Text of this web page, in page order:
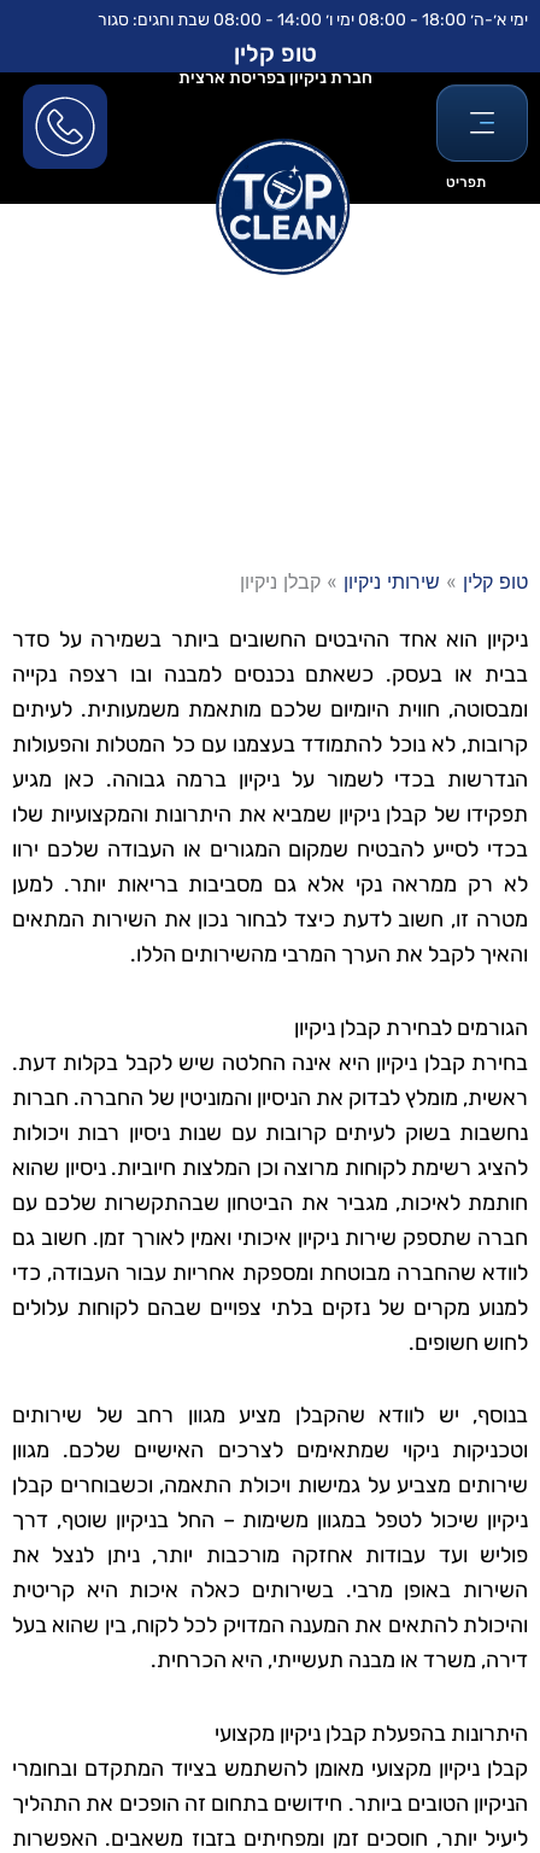
לתוכן
דילוג
ימי א׳-ה׳ 18:00 - 08:00 ימי ו׳ 14:00 - 08:00 שבת וחגים: סגור
תפריט
טופ קלין
חברת ניקיון בפריסת ארצית
טופ קלין » שירותי ניקיון » קבלן ניקיון
ניקיון הוא אחד ההיבטים החשובים ביותר בשמירה על סדר
בבית או בעסק. כשאתם נכנסים למבנה ובו רצפה נקייה
ומבסוטה, חווית היומיום שלכם מותאמת משמעותית. לעיתים
קרובות, לא נוכל להתמודד בעצמנו עם כל המטלות והפעולות
הנדרשות בכדי לשמור על ניקיון ברמה גבוהה. כאן מגיע
תפקידו של קבלן ניקיון שמביא את היתרונות והמקצועיות שלו
בכדי לסייע להבטיח שמקום המגורים או העבודה שלכם ירוו
לא רק ממראה נקי אלא גם מסביבות בריאות יותר. למען
מטרה זו, חשוב לדעת כיצד לבחור נכון את השירות המתאים
והאיך לקבל את הערך המרבי מהשירותים הללו.
הגורמים לבחירת קבלן ניקיון
בחירת קבלן ניקיון היא אינה החלטה שיש לקבל בקלות דעת.
ראשית, מומלץ לבדוק את הניסיון והמוניטין של החברה. חברות
נחשבות בשוק לעיתים קרובות עם שנות ניסיון רבות ויכולות
להציג רשימת לקוחות מרוצה וכן המלצות חיוביות. ניסיון שהוא
חותמת לאיכות, מגביר את הביטחון שבהתקשרות שלכם עם
חברה שתספק שירות ניקיון איכותי ואמין לאורך זמן. חשוב גם
לוודא שהחברה מבוטחת ומספקת אחריות עבור העבודה, כדי
למנוע מקרים של נזקים בלתי צפויים שבהם לקוחות עלולים
לחוש חשופים.
בנוסף, יש לוודא שהקבלן מציע מגוון רחב של שירותים
וטכניקות ניקוי שמתאימים לצרכים האישיים שלכם. מגוון
שירותים מצביע על גמישות ויכולת התאמה, וכשבוחרים קבלן
ניקיון שיכול לטפל במגוון משימות – החל בניקיון שוטף, דרך
פוליש ועד עבודות אחזקה מורכבות יותר, ניתן לנצל את
השירות באופן מרבי. בשירותים כאלה איכות היא קריטית
והיכולת להתאים את המענה המדויק לכל לקוח, בין שהוא בעל
דירה, משרד או מבנה תעשייתי, היא הכרחית.
היתרונות בהפעלת קבלן ניקיון מקצועי
קבלן ניקיון מקצועי מאומן להשתמש בציוד המתקדם ובחומרי
הניקיון הטובים ביותר. חידושים בתחום זה הופכים את התהליך
ליעיל יותר, חוסכים זמן ומפחיתים בזבוז משאבים. האפשרות